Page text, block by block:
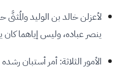
لأعزلن خالد بن الوليد والمُثنَّى
ينصر عباده، وليس إياهما كان
الأمور الثلاثة: أمر أستبان